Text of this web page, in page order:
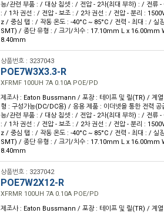
능/관련 부품 : / 대상 칩셋 : / 전압 - 2차(최대 부하) : / 전류
: / 1차 권선 : / 전압 - 보조 : / 2차 권선 : / 전압 - 분리 :
z / 중심 탭 : / 작동 온도 : -40°C ~ 85°C / 전력 - 최대 : / 실
SMT) / 종단 유형 : / 크기/치수 : 17.10mm L x 16.00mm
8.40mm
상품번호 : 3237043
POE7W3X3.3-R
XFRMF 100UH 7A 0.10A POE/PD
제조사 : Eaton Bussmann / 포장 : 테이프 및 릴(TR) / 계
형 : 구성가능(DC/DC용) / 응용 제품 : 이더넷을 통한 전력
능/관련 부품 : / 대상 칩셋 : / 전압 - 2차(최대 부하) : / 전류
: / 1차 권선 : / 전압 - 보조 : / 2차 권선 : / 전압 - 분리 :
z / 중심 탭 : / 작동 온도 : -40°C ~ 85°C / 전력 - 최대 : / 실
SMT) / 종단 유형 : / 크기/치수 : 17.10mm L x 16.00mm
8.40mm
상품번호 : 3237042
POE7W2X12-R
XFRMR 100UH 7A 0.10A POE/PD
제조사 : Eaton Bussmann / 포장 : 테이프 및 릴(TR) / 계